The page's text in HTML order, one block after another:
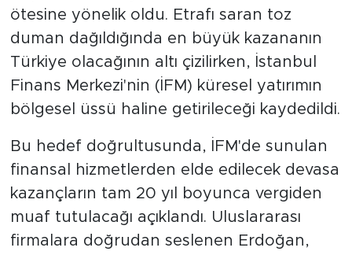
ötesine yönelik oldu. Etrafı saran toz
duman dağıldığında en büyük kazananın
Türkiye olacağının altı çizilirken, İstanbul
Finans Merkezi'nin (İFM) küresel yatırımın
bölgesel üssü haline getirileceği kaydedildi.
Bu hedef doğrultusunda, İFM'de sunulan
finansal hizmetlerden elde edilecek devasa
kazançların tam 20 yıl boyunca vergiden
muaf tutulacağı açıklandı. Uluslararası
firmalara doğrudan seslenen Erdoğan,